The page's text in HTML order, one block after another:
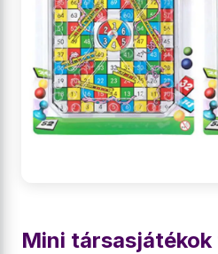
Mini társasjátékok